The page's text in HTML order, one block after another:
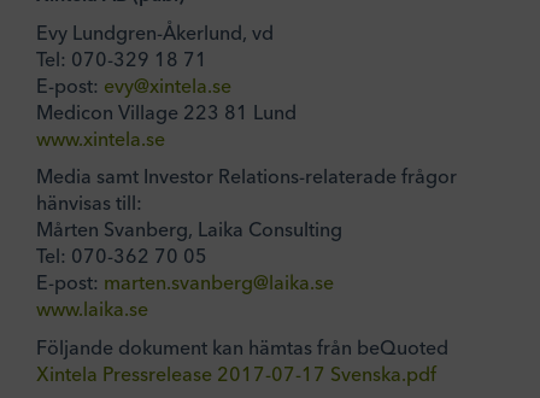
Evy Lundgren-Åkerlund, vd
Tel: 070-329 18 71
E-post: evy@xintela.se
Medicon Village 223 81 Lund
www.xintela.se
Media samt Investor Relations-relaterade frågor
hänvisas till:
Mårten Svanberg, Laika Consulting
Tel: 070-362 70 05
E-post: marten.svanberg@laika.se
www.laika.se
Följande dokument kan hämtas från beQuoted
Xintela Pressrelease 2017-07-17 Svenska.pdf